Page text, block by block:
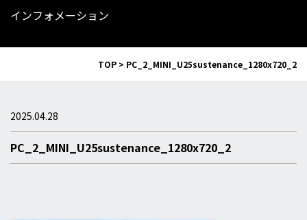
インフォメーション
TOP > PC_2_MINI_U25sustenance_1280x720_2
2025.04.28
PC_2_MINI_U25sustenance_1280x720_2